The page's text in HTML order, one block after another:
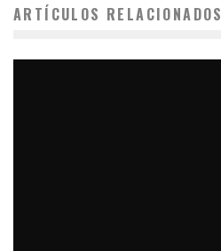
ARTÍCULOS RELACIONADOS